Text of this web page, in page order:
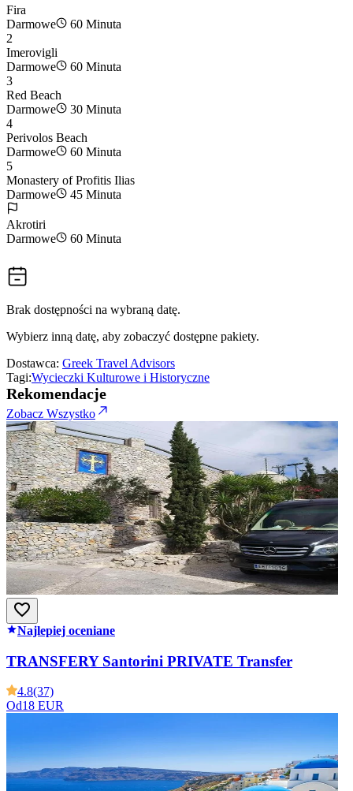
Fira
Darmowe
60 Minuta
2
Imerovigli
Darmowe
60 Minuta
3
Red Beach
Darmowe
30 Minuta
4
Perivolos Beach
Darmowe
60 Minuta
5
Monastery of Profitis Ilias
Darmowe
45 Minuta
Akrotiri
Darmowe
60 Minuta
Brak dostępności na wybraną datę.
Wybierz inną datę, aby zobaczyć dostępne pakiety.
Dostawca: Greek Travel Advisors
Tagi:Wycieczki Kulturowe i Historyczne
Rekomendacje
Zobacz Wszystko
Najlepiej oceniane
TRANSFERY Santorini PRIVATE Transfer
4.8(37)
Od18 EUR